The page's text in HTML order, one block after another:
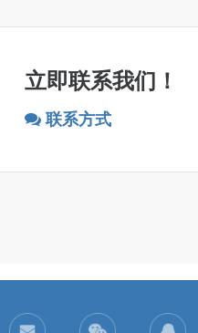
立即联系我们！
联系方式